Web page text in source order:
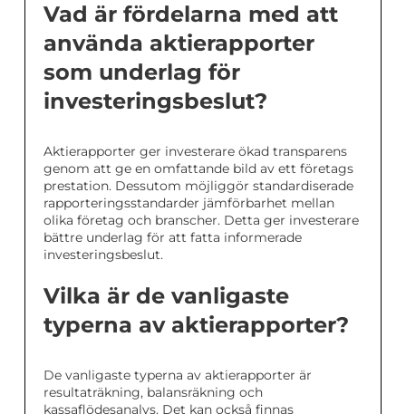
Vad är fördelarna med att
använda aktierapporter
som underlag för
investeringsbeslut?
Aktierapporter ger investerare ökad transparens
genom att ge en omfattande bild av ett företags
prestation. Dessutom möjliggör standardiserade
rapporteringsstandarder jämförbarhet mellan
olika företag och branscher. Detta ger investerare
bättre underlag för att fatta informerade
investeringsbeslut.
Vilka är de vanligaste
typerna av aktierapporter?
De vanligaste typerna av aktierapporter är
resultaträkning, balansräkning och
kassaflödesanalys. Det kan också finnas